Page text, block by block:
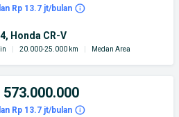
Rp 13.7 jt/bulan
Honda CR-V
20.000-25.000 km Medan Area
573.000.000
Rp 13.7 jt/bulan